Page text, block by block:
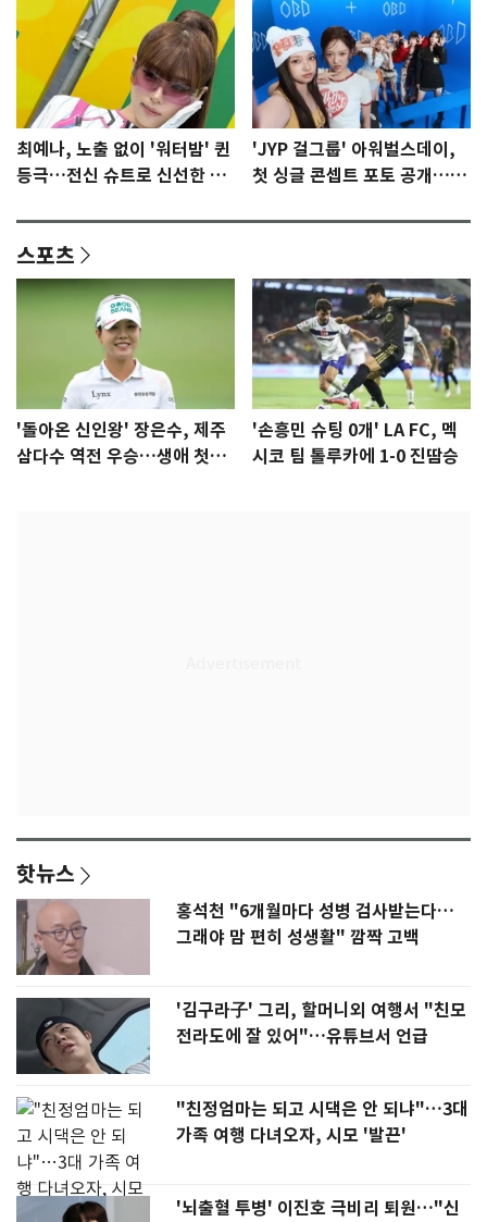
최예나, 노출 없이 '워터밤' 퀸
등극…전신 슈트로 신선한 충
'JYP 걸그룹' 아워벌스데이,
첫 싱글 콘셉트 포토 공개…청
스포츠
'돌아온 신인왕' 장은수, 제주
삼다수 역전 우승…생애 첫승
'손흥민 슈팅 0개' LA FC, 멕
시코 팀 톨루카에 1-0 진땀승
핫뉴스
홍석천 "6개월마다 성병 검사받는다…
그래야 맘 편히 성생활" 깜짝 고백
'김구라子' 그리, 할머니외 여행서 "친모
전라도에 잘 있어"…유튜브서 언급
"친정엄마는 되고 시댁은 안 되냐"…3대
가족 여행 다녀오자, 시모 '발끈'
'뇌출혈 투병' 이진호 극비리 퇴원…"신